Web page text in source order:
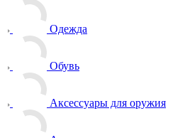
Одежда
Обувь
Аксессуары для оружия